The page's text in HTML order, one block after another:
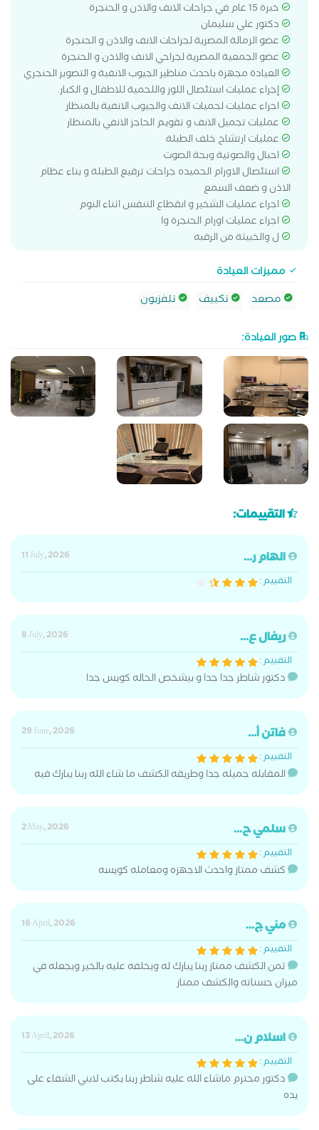
خبرة 15 عام في جراحات الانف والاذن و الحنجرة
دكتور علي سليمان
عضو الزمالة المصرية لجراحات الانف والاذن و الحنجرة
عضو الجمعية المصرية لجراحي الانف والاذن و الحنجرة
العيادة مجهزة باحدث مناظير الجيوب الانفية و التصوير الحنجري
إجراء عمليات استئصال اللوز واللحمية للاطفال و الكبار.
اجراء عمليات لحميات الانف والجيوب الانفية بالمنظار
عمليات تجميل الانف و تقويم الحاجز الانفي بالمنظار
عمليات ارتشاح خلف الطبلة
احبال والصوتية وبحة الصوت
استئصال الاورام الحميده جراحات ترقيع الطبلة و بناء عظام
الاذن و ضعف السمع
اجراء عمليات الشخير و انقطاع التنفس اثناء النوم
اجراء عمليات اورام الحنجرة وا
ل والخبيثة من الرقبه
مميزات العيادة
مصعد
تكييف تلفزيون
صور العيادة:
التقييمات:
الهام ر...
11 July, 2026
التقييم :
ريفال ع...
8 July, 2026
التقييم :
دكتور شاطر جدا جدا و بيشخص الحاله كويس جدا
فاتن أ...
29 June, 2026
التقييم :
المقابله جميله جدا وطريقه الكشف ما شاء الله ربنا يبارك فيه
سلمي ح...
2 May, 2026
التقييم :
كشف ممتاز واحدث الاجهزه ومعامله كويسه
مني ج...
16 April, 2026
التقييم :
ثمن الكشف ممتاز ربنا يبارك له ويخلفه عليه بالخير ويجعله في
ميزان حسناته والكشف ممتاز
اسلام ن...
13 April, 2026
التقييم :
دكتور محترم ماشاء الله عليه شاطر ربنا يكتب لابني الشفاء على
يده